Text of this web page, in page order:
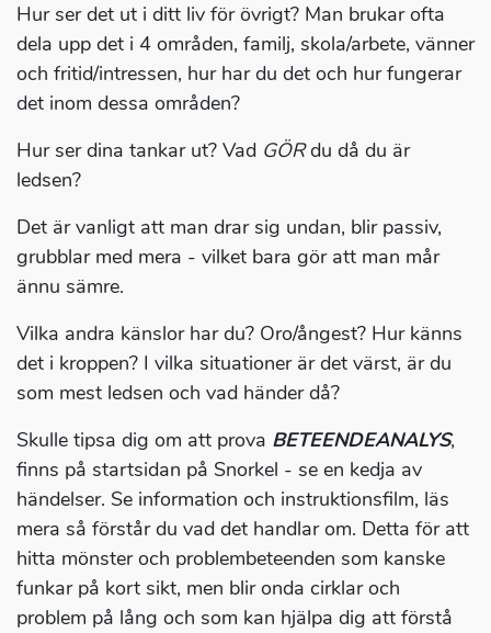
Hur ser det ut i ditt liv för övrigt? Man brukar ofta
dela upp det i 4 områden, familj, skola/arbete, vänner
och fritid/intressen, hur har du det och hur fungerar
det inom dessa områden?
Hur ser dina tankar ut? Vad GÖRdu då du är
ledsen?
Det är vanligt att man drar sig undan, blir passiv,
grubblar med mera - vilket bara gör att man mår
ännu sämre.
Vilka andra känslor har du? Oro/ångest? Hur känns
det i kroppen? I vilka situationer är det värst, är du
som mest ledsen och vad händer då?
Skulle tipsa dig om att prova BETEENDEANALYS,
finns på startsidan på Snorkel - se en kedja av
händelser. Se information och instruktionsfilm, läs
mera så förstår du vad det handlar om. Detta för att
hitta mönster och problembeteenden som kanske
funkar på kort sikt, men blir onda cirklar och
problem på lång och som kan hjälpa dig att förstå